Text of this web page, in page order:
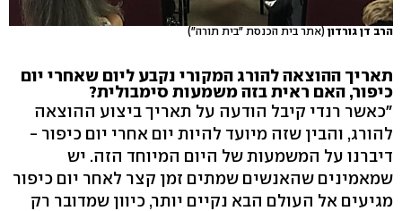
הרב דן גורדון (אתר בית הכנסת "בית תורה")
תאריך ההוצאה להורג המקורי נקבע ליום שאחרי יום
כיפור, האם ראית בזה משמעות סימבולית?
"כאשר רנדי קיבל הודעה על תאריך ביצוע ההוצאה
להורג, והבין שזה מיועד להיות יום אחרי יום כיפור -
דיברנו על המשמעות של היום המיוחד הזה. יש
שמאמינים שהאנשים שמתים זמן קצר לאחר יום כיפור
מגיעים אל העולם הבא נקיים יותר, כיוון שמדובר רק